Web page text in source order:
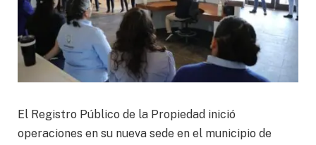
El Registro Público de la Propiedad inició
operaciones en su nueva sede en el municipio de